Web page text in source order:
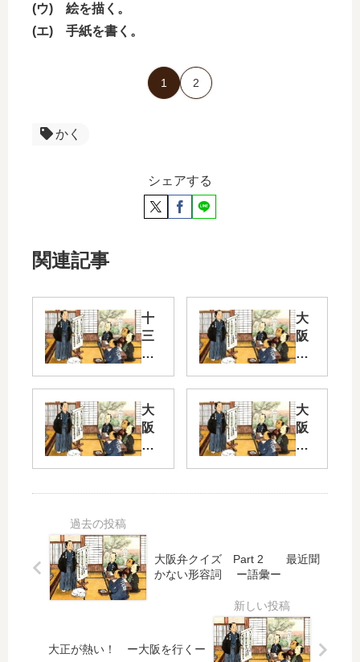
(ウ) 絵を描く。
(エ) 手紙を書く。
1 2
かく
シェアする
関連記事
十
三
界
6
十
エ
商
店
街
急
大
阪
弁
イ
ズ
Pa
rt
2
へ
彙
ー
大
阪
弁
ズ
rt
2
呪
い
大
阪
弁
ズ
2
た
屋
大阪弁クイズ Part 2 最近聞
かない形容詞 ー語彙ー
大正が熱い！ ー大阪を行くー